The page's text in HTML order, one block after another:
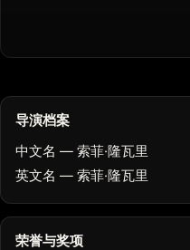
导演档案
中文名 — 索菲·隆瓦里
英文名 — 索菲·隆瓦里
荣誉与奖项